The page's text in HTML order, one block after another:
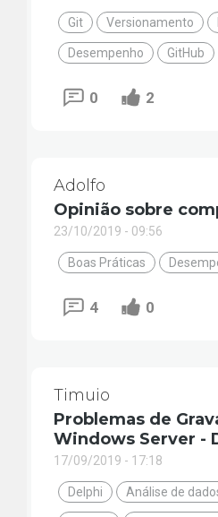
Git Versionamento
Desempenho GitHub
0 2
Adolfo
Opinião sobre
23/10/2019 - 09:56
Boas Práticas
4 0
Timuio
Problemas de
Windows Server -
17/09/2019 - 17:18
Delphi Análise de